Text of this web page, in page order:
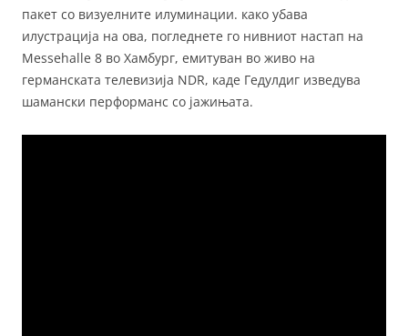
пакет со визуелните илуминации. како убава
илустрација на ова, погледнете го нивниот настап на
Messehalle 8 во Хамбург, емитуван во живо на
германската телевизија NDR, каде Гедулдиг изведува
шамански перформанс со јажињата.